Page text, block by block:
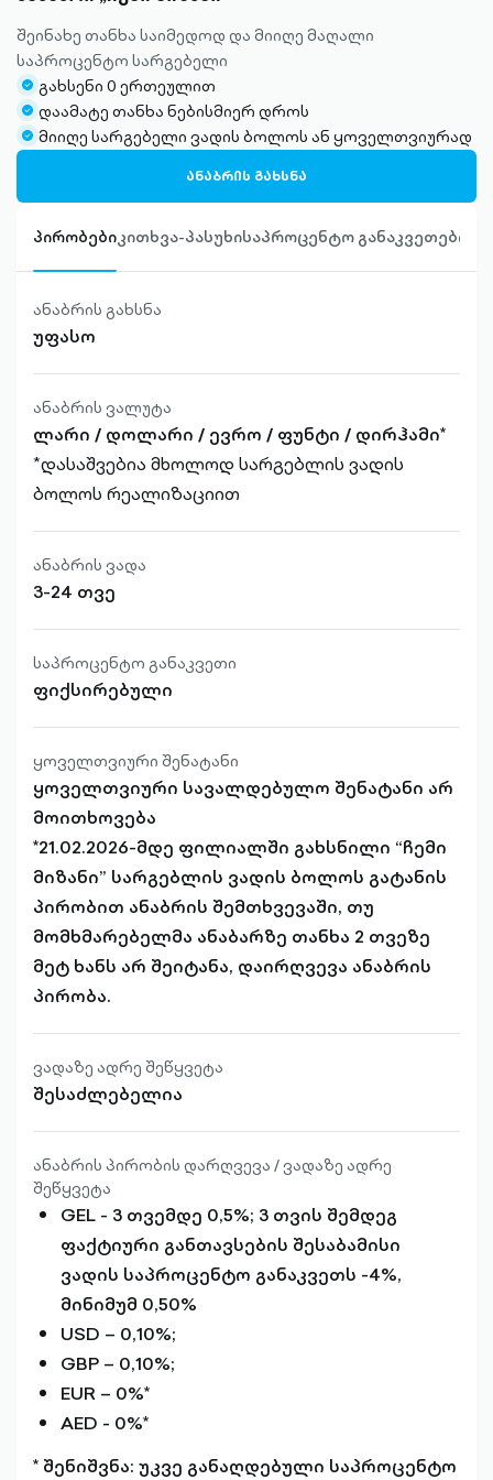
შეინახე თანხა საიმედოდ და მიიღე მაღალი
საპროცენტო სარგებელი
check-
circle-
filled
გახსენი 0 ერთეულით
check-
circle-
დაამატე თანხა ნებისმიერ დროს
check-
მიიღე სარგებელი ვადის ბოლოს ან ყოველთვიურად
ᲐᲜᲐᲑᲠᲘᲡ ᲒᲐᲮᲡᲜᲐ
პირობებიკითხვა-პასუხისაპროცენტო განაკვეთები
ანაბრის გახსნა
უფასო
ანაბრის ვალუტა
ლარი / დოლარი / ევრო / ფუნტი / დირჰამი*
*დასაშვებია მხოლოდ სარგებლის ვადის
ბოლოს რეალიზაციით
ანაბრის ვადა
3-24 თვე
საპროცენტო განაკვეთი
ფიქსირებული
ყოველთვიური შენატანი
ყოველთვიური სავალდებულო შენატანი არ
მოითხოვება
*21.02.2026-მდე ფილიალში გახსნილი “ჩემი
მიზანი” სარგებლის ვადის ბოლოს გატანის
პირობით ანაბრის შემთხვევაში, თუ
მომხმარებელმა ანაბარზე თანხა 2 თვეზე
მეტ ხანს არ შეიტანა, დაირღვევა ანაბრის
პირობა.
ვადაზე ადრე შეწყვეტა
შესაძლებელია
ანაბრის პირობის დარღვევა / ვადაზე ადრე
შეწყვეტა
GEL - 3 თვემდე 0,5%; 3 თვის შემდეგ
ფაქტიური განთავსების შესაბამისი
ვადის საპროცენტო განაკვეთს -4%,
მინიმუმ 0,50%
USD – 0,10%;
GBP – 0,10%;
EUR – 0%*
AED - 0%*
* შენიშვნა: უკვე განაღდებული საპროცენტო